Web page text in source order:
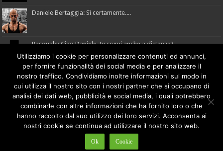
Daniele Bertaggia: Sì certamente....
Pasquale: Ciao Daniele, tu segui anche a distanza?...
Made with bycomunicafacile.eu
DB - Mad Method© Copyright 2018 Daniele Bertaggia |
info@danielebertaggia.it
| +39 328 1127947 | P.IVA: 01491610299 |
Cookie Policy
Utilizziamo i cookie per personalizzare contenuti ed annunci,
per fornire funzionalità dei social media e per analizzare il
nostro traffico. Condividiamo inoltre informazioni sul modo in
cui utilizza il nostro sito con i nostri partner che si occupano di
analisi dei dati web, pubblicità e social media, i quali potrebbero
combinarle con altre informazioni che ha fornito loro o che
hanno raccolto dal suo utilizzo dei loro servizi. Acconsenta ai
nostri cookie se continua ad utilizzare il nostro sito web.
Ok Cookie